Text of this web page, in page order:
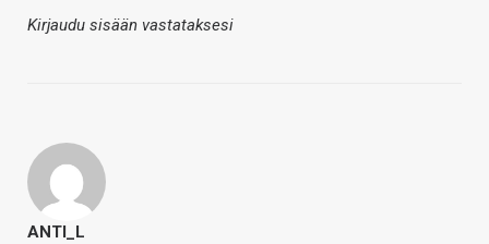
Kirjaudu sisään vastataksesi
ANTI_L